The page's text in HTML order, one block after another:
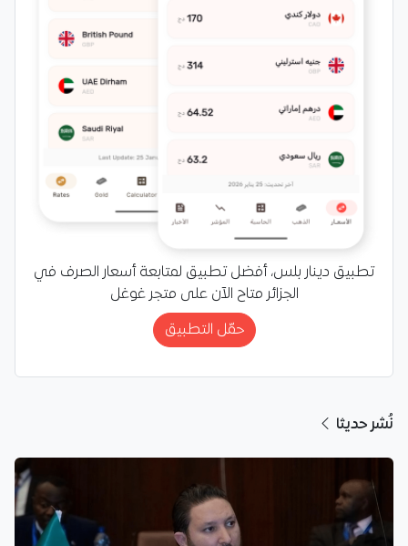
تطبيق دينار بلس، أفضل تطبيق لمتابعة أسعار الصرف في
الجزائر متاح الآن على متجر غوغل
حمّل التطبيق
نُشر حديثا